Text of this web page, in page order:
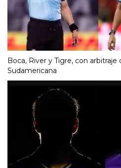
Boca, River y Tigre, con
Sudamericana